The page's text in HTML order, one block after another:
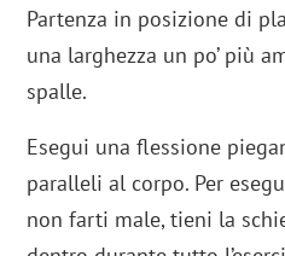
Partenza in posizione di
una larghezza un po’ più
spalle.
Esegui una flessione
paralleli al corpo. Per
non farti male, tieni la